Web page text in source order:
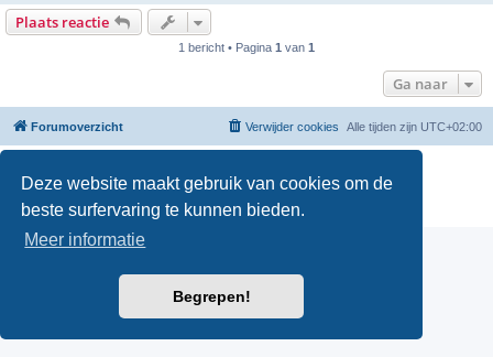
Deze website maakt gebruik van cookies om de
beste surfervaring te kunnen bieden.
Meer informatie
Begrepen!
Plaats reactie
1 bericht • Pagina 1 van 1
Ga naar
Forumoverzicht Alle tijden zijn UTC+02:00
Verwijder cookies
Nederlandse vertaling doorphpBB.nl.
Privacy |Gebruikersvoorwaarden